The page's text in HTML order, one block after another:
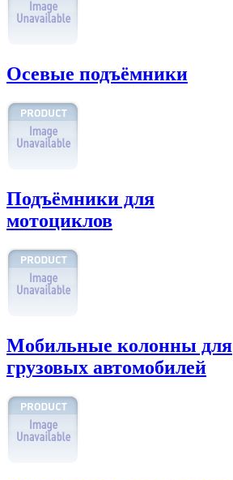
Осевые подъёмники
Подъёмники для
мотоциклов
Мобильные колонны для
грузовых автомобилей